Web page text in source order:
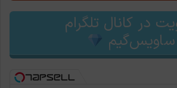
در کانال تلگرام
ساویس‌گیم